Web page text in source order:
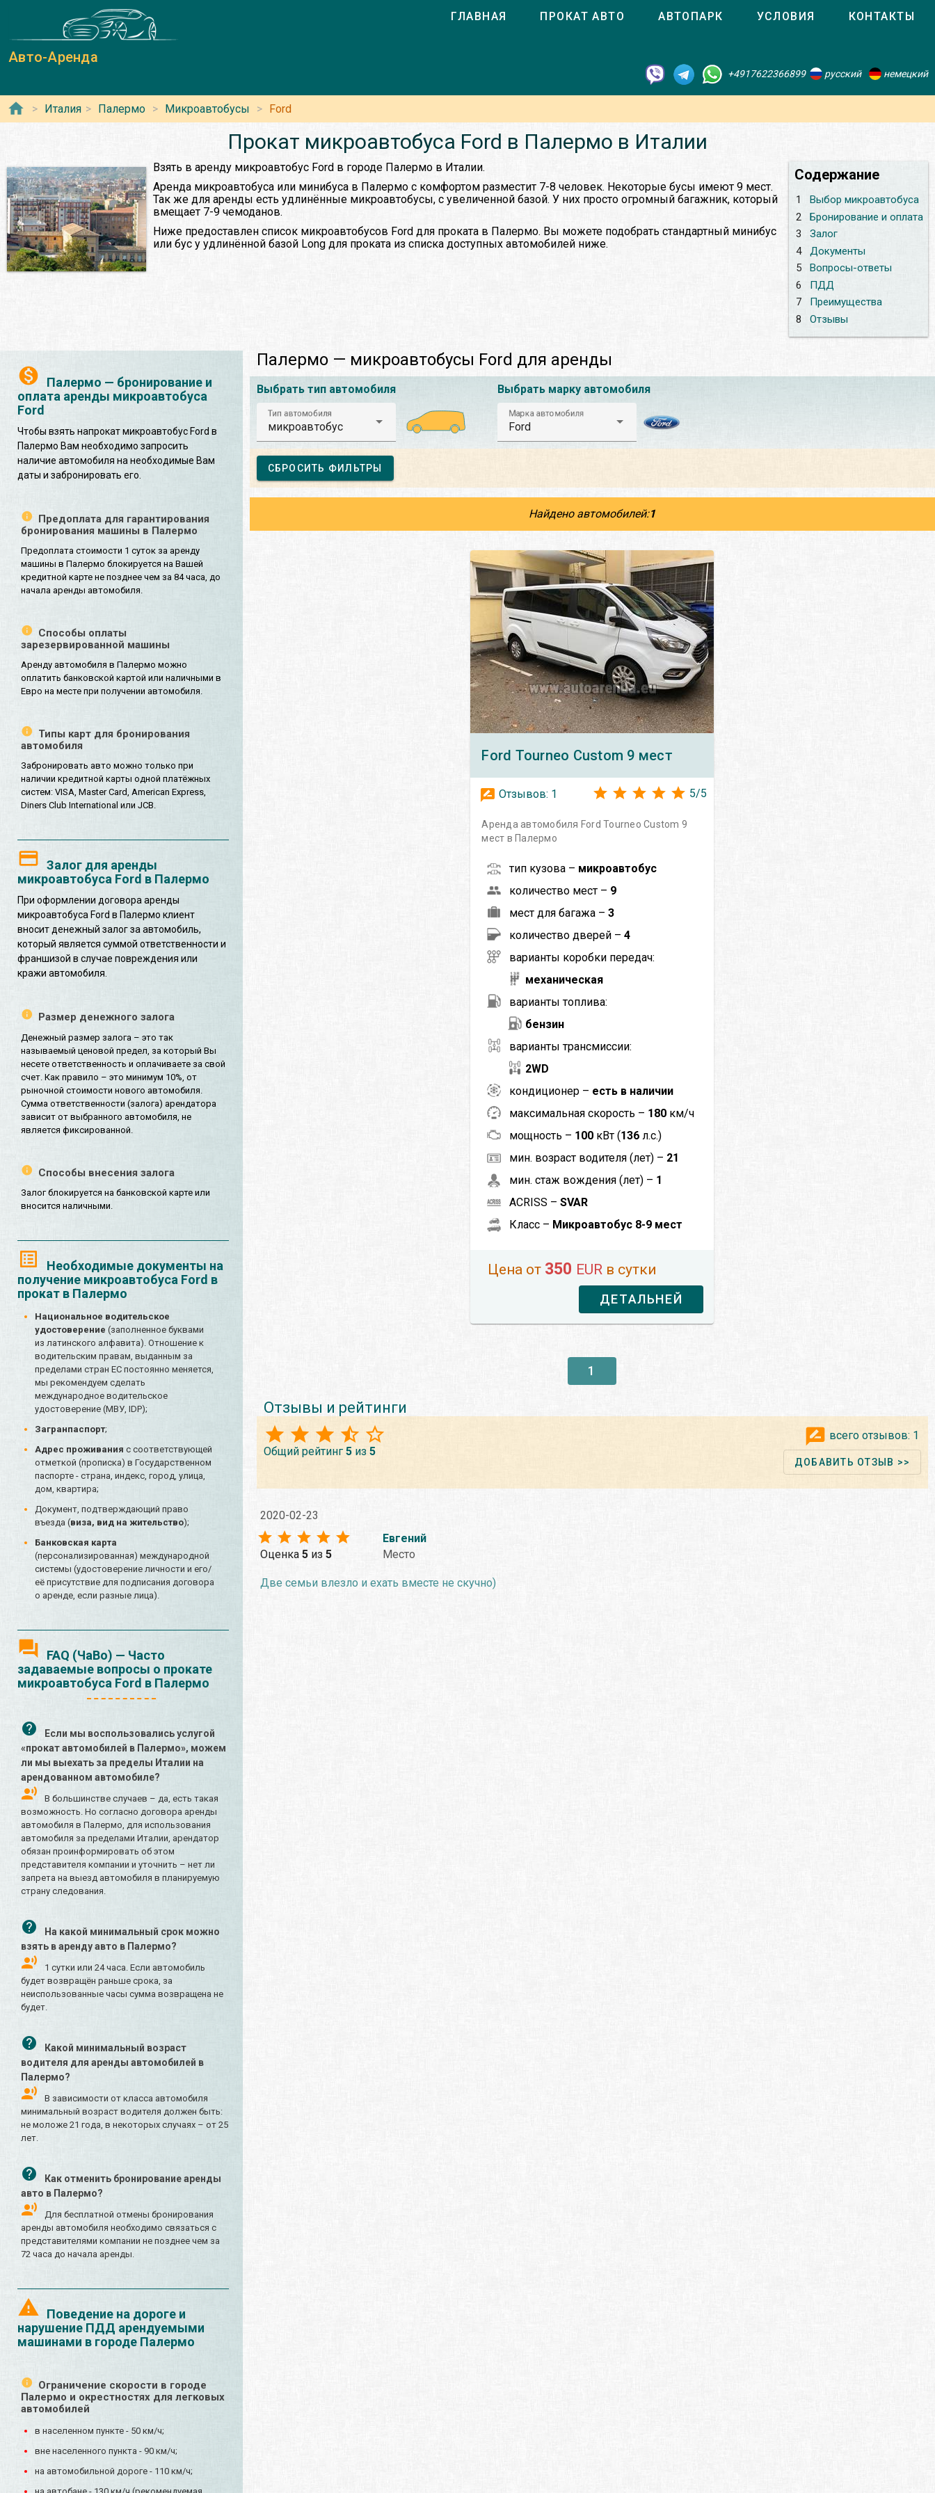
Авто-Аренда
ГЛАВНАЯ ПРОКАТ АВТО АВТОПАРК УСЛОВИЯ КОНТАКТЫ
+4917622366899 русский немецкий
Италия Палермо Микроавтобусы Ford
Прокат микроавтобуса Ford в Палермо в Италии
Содержание
1
Выбор микроавтобуса
2
Бронирование и оплата
3
Залог
4
Документы
5
Вопросы-ответы
6
ПДД
7
Преимущества
8
Отзывы
Взять в аренду микроавтобус Ford в городе Палермо в Италии.
Аренда микроавтобуса или минибуса в Палермо с комфортом разместит 7-8 человек. Некоторые бусы имеют 9 мест.
Так же для аренды есть удлинённые микроавтобусы, с увеличенной базой. У них просто огромный багажник, который
вмещает 7-9 чемоданов.
Ниже предоставлен список микроавтобусов Ford для проката в Палермо. Вы можете подобрать стандартный минибус
или бус у удлинённой базой Long для проката из списка доступных автомобилей ниже.
Палермо — бронирование и
оплата аренды микроавтобуса
Ford
Чтобы взять напрокат микроавтобус Ford в
Палермо Вам необходимо запросить
наличие автомобиля на необходимые Вам
даты и забронировать его.
Предоплата для гарантирования
бронирования машины в Палермо
Предоплата стоимости 1 суток за аренду
машины в Палермо блокируется на Вашей
кредитной карте не позднее чем за 84 часа, до
начала аренды автомобиля.
Способы оплаты
зарезервированной машины
Аренду автомобиля в Палермо можно
оплатить банковской картой или наличными в
Евро на месте при получении автомобиля.
Типы карт для бронирования
автомобиля
Забронировать авто можно только при
наличии кредитной карты одной платёжных
систем: VISA, Master Card, American Express,
Diners Club International или JCB.
Залог для аренды
микроавтобуса Ford в Палермо
При оформлении договора аренды
микроавтобуса Ford в Палермо клиент
вносит денежный залог за автомобиль,
который является суммой ответственности и
франшизой в случае повреждения или
кражи автомобиля.
Размер денежного залога
Денежный размер залога – это так
называемый ценовой предел, за который Вы
несете ответственность и оплачиваете за свой
счет. Как правило – это минимум 10%, от
рыночной стоимости нового автомобиля.
Сумма ответственности (залога) арендатора
зависит от выбранного автомобиля, не
является фиксированной.
Способы внесения залога
Залог блокируется на банковской карте или
вносится наличными.
Необходимые документы на
получение микроавтобуса Ford в
прокат в Палермо
Национальное водительское
удостоверение (заполненное буквами
из латинского алфавита). Отношение к
водительским правам, выданным за
пределами стран ЕС постоянно меняется,
мы рекомендуем сделать
международное водительское
удостоверение (МВУ, IDP);
Загранпаспорт;
Адрес проживания с соответствующей
отметкой (прописка) в Государственном
паспорте - страна, индекс, город, улица,
дом, квартира;
Документ, подтверждающий право
въезда (виза, вид на жительство);
Банковская карта
(персонализированная) международной
системы (удостоверение личности и его/
её присутствие для подписания договора
о аренде, если разные лица).
FAQ (ЧаВо) — Часто
задаваемые вопросы о прокате
микроавтобуса Ford в Палермо
Если мы воспользовались услугой
«прокат автомобилей в Палермо», можем
ли мы выехать за пределы Италии на
арендованном автомобиле?
В большинстве случаев – да, есть такая
возможность. Но согласно договора аренды
автомобиля в Палермо, для использования
автомобиля за пределами Италии, арендатор
обязан проинформировать об этом
представителя компании и уточнить – нет ли
запрета на выезд автомобиля в планируемую
страну следования.
На какой минимальный срок можно
взять в аренду авто в Палермо?
1 сутки или 24 часа. Если автомобиль
будет возвращён раньше срока, за
неиспользованные часы сумма возвращена не
будет.
Какой минимальный возраст
водителя для аренды автомобилей в
Палермо?
В зависимости от класса автомобиля
минимальный возраст водителя должен быть:
не моложе 21 года, в некоторых случаях – от 25
лет.
Как отменить бронирование аренды
авто в Палермо?
Для бесплатной отмены бронирования
аренды автомобиля необходимо связаться с
представителями компании не позднее чем за
72 часа до начала аренды.
Поведение на дороге и
нарушение ПДД арендуемыми
машинами в городе Палермо
Ограничение скорости в городе
Палермо и окрестностях для легковых
автомобилей
в населенном пункте - 50 км/ч;
вне населенного пункта - 90 км/ч;
на автомобильной дороге - 110 км/ч;
Палермо — микроавтобусы Ford для аренды
Выбрать тип автомобиля
Тип автомобиля
микроавтобус
Выбрать марку автомобиля
Марка автомобиля
Ford
СБРОСИТЬ ФИЛЬТРЫ
Найдено автомобилей:1
Ford Tourneo Custom 9 мест
Отзывов: 1 5/5
Аренда автомобиля Ford Tourneo Custom 9
мест в Палермо
тип кузова – микроавтобус
количество мест – 9
мест для багажа –3
количество дверей –4
варианты коробки передач:
механическая
варианты топлива:
бензин
варианты трансмиссии:
2WD
кондиционер – есть в наличии
максимальная скорость – 180 км/ч
мощность – 100 кВт (136 л.с.)
мин. возраст водителя (лет) – 21
мин. стаж вождения (лет) – 1
ACRISS –SVAR
Класс – Микроавтобус 8-9 мест
Цена от 350 EUR в сутки
ДЕТАЛЬНЕЙ
1
Отзывы и рейтинги
Общий рейтинг 5из 5
всего отзывов: 1
ДОБАВИТЬ ОТЗЫВ >>
2020-02-23
Оценка 5из 5
Евгений
Место
Две семьи влезло и ехать вместе не скучно)